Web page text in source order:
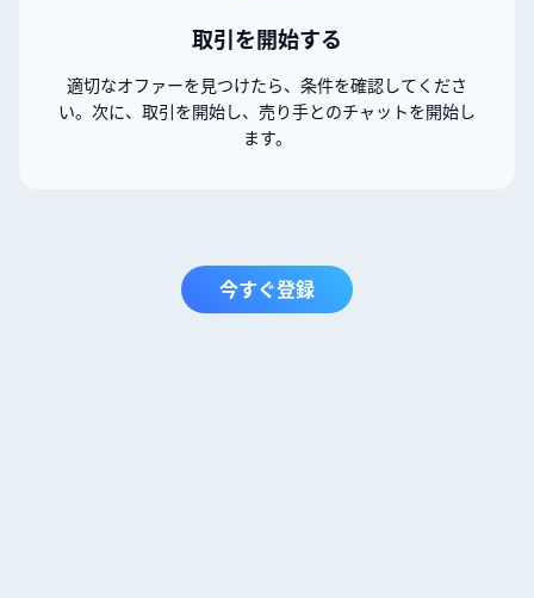
取引を開始する
適切なオファーを見つけたら、条件を確認してくださ
い。次に、取引を開始し、売り手とのチャットを開始し
ます。
今すぐ登録